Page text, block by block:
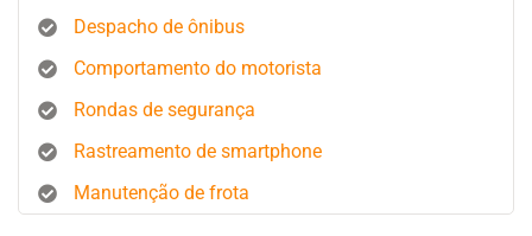
Despacho de ônibus
Comportamento do motorista
Rondas de segurança
Rastreamento de smartphone
Manutenção de frota